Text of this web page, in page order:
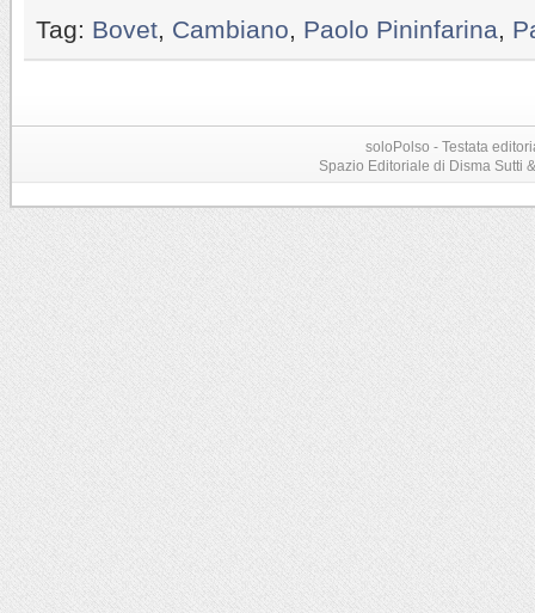
Tag: Bovet Cambiano Paolo Pininfarina
soloPolso - Testata
Spazio Editoriale di Disma Sutti